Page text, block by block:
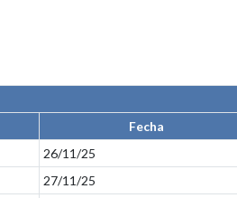
Fecha
26/11/25
27/11/25